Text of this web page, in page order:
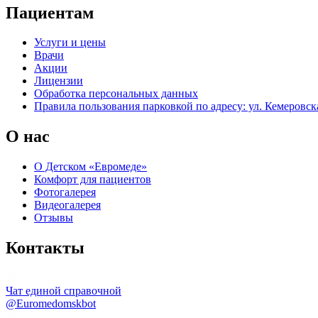
Пациентам
Услуги и цены
Врачи
Акции
Лицензии
Обработка персональных данных
Правила пользования парковкой по адресу: ул.
О нас
О Детском «Евромеде»
Комфорт для пациентов
Фотогалерея
Видеогалерея
Отзывы
Контакты
Чат единой справочной
@Euromedomskbot